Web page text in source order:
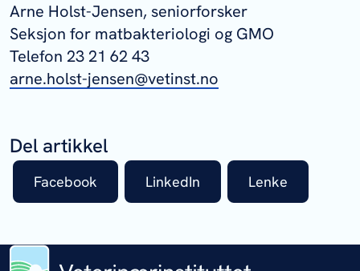
Arne Holst-Jensen, seniorforsker
Seksjon for matbakteriologi og GMO
Telefon 23 21 62 43
arne.holst-jensen@vetinst.no
Del artikkel
Facebook LinkedIn Lenke